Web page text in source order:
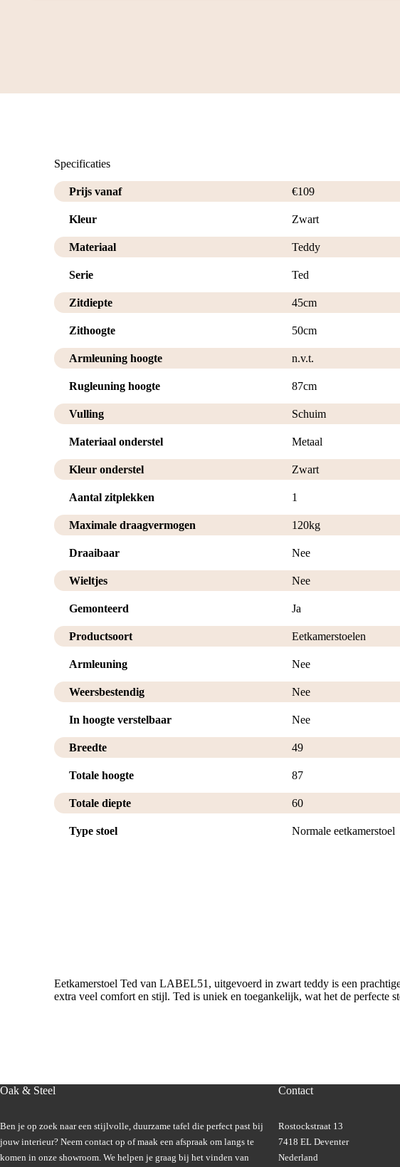
Specificaties
Prijs vanaf €109
Kleur Zwart
Materiaal Teddy
Serie Ted
Zitdiepte 45cm
Zithoogte 50cm
Armleuning hoogte n.v.t.
Rugleuning hoogte 87cm
Vulling Schuim
Materiaal onderstel Metaal
Kleur onderstel Zwart
Aantal zitplekken 1
Maximale draagvermogen 120kg
Draaibaar Nee
Wieltjes Nee
Gemonteerd Ja
Productsoort Eetkamerstoelen
Armleuning Nee
Weersbestendig Nee
In hoogte verstelbaar Nee
Breedte 49
Totale hoogte 87
Totale diepte 60
Type stoel Normale eetkamerstoel
Eetkamerstoel Ted van LABEL51, uitgevoerd in zwart teddy is een
extra veel comfort en stijl. Ted is uniek en toegankelijk, wat het de perfecte
Oak & Steel
Ben je op zoek naar een stijlvolle, duurzame tafel die perfect past bij
jouw interieur? Neem contact op of maak een afspraak om langs te
komen in onze showroom. We helpen je graag bij het vinden van
Contact
Rostockstraat 13
7418 EL Deventer
Nederland